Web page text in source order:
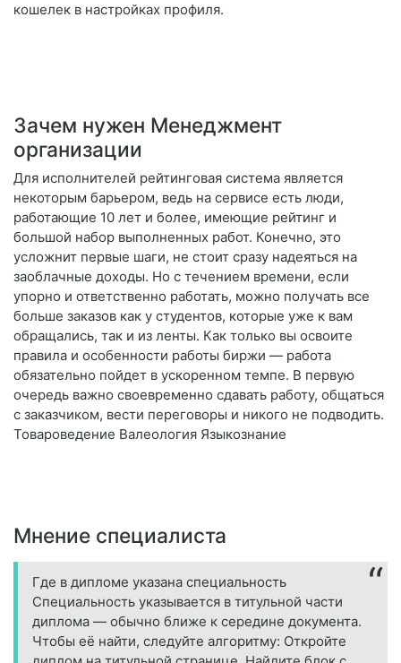
кошелек в настройках профиля.
Зачем нужен Менеджмент
организации
Для исполнителей рейтинговая система является
некоторым барьером, ведь на сервисе есть люди,
работающие 10 лет и более, имеющие рейтинг и
большой набор выполненных работ. Конечно, это
усложнит первые шаги, не стоит сразу надеяться на
заоблачные доходы. Но с течением времени, если
упорно и ответственно работать, можно получать все
больше заказов как у студентов, которые уже к вам
обращались, так и из ленты. Как только вы освоите
правила и особенности работы биржи — работа
обязательно пойдет в ускоренном темпе. В первую
очередь важно своевременно сдавать работу, общаться
с заказчиком, вести переговоры и никого не подводить.
Товароведение Валеология Языкознание
Мнение специалиста
Где в дипломе указана специальность
Специальность указывается в титульной части
диплома — обычно ближе к середине документа.
Чтобы её найти, следуйте алгоритму: Откройте